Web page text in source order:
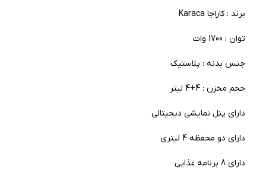
برند : کاراجا Karaca
توان : 1700 وات
جنس بدنه : پلاستیک
حجم مخزن : 4+4 لیتر
دارای پنل نمایشی دیجیتالی
دارای دو محفظه 4 لیتری
دارای 8 برنامه غذایی